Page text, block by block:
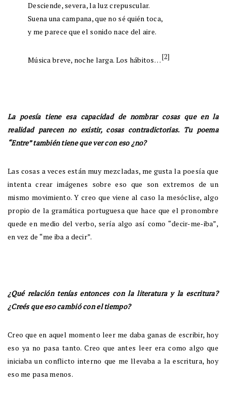
Desciende, severa, la luz crepuscular.
Suena una campana, que no sé quién toca,
y me parece que el sonido nace del aire.
Música breve, noche larga. Los hábitos…[2]
La poesía tiene esa capacidad de nombrar cosas que en la
realidad parecen no existir, cosas contradictorias. Tu poema
“Entre” también tiene que ver con eso ¿no?
Las cosas a veces están muy mezcladas, me gusta la poesía que
intenta crear imágenes sobre eso que son extremos de un
mismo movimiento. Y creo que viene al caso la mesóclise, algo
propio de la gramática portuguesa que hace que el pronombre
quede en medio del verbo, sería algo así como “decir-me-iba”,
en vez de “me iba a decir”.
¿Qué relación tenías entonces con la literatura y la escritura?
¿Creés que eso cambió con el tiempo?
Creo que en aquel momento leer me daba ganas de escribir, hoy
eso ya no pasa tanto. Creo que antes leer era como algo que
iniciaba un conflicto interno que me llevaba a la escritura, hoy
eso me pasa menos.